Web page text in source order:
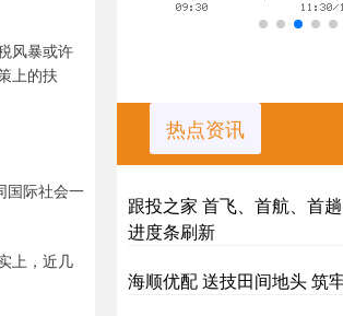
风暴或许
上的扶
国际社会一
上，近几
热点资讯
跟投之家 首飞、首航、首
进度条刷新
海顺优配 送技田间地头 筑